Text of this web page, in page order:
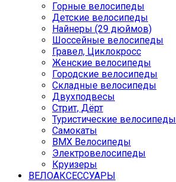
Горные велосипеды
Детские велосипеды
Найнеры (29 дюймов)
Шоссейные велосипеды
Гравел, Циклокросс
Женские велосипеды
Городcкие велосипеды
Складные велосипеды
Двухподвесы
Стрит, Дёрт
Туристические велосипеды
Самокаты
BMX Велосипеды
Электровелосипеды
Круизеры
ВЕЛОАКСЕССУАРЫ